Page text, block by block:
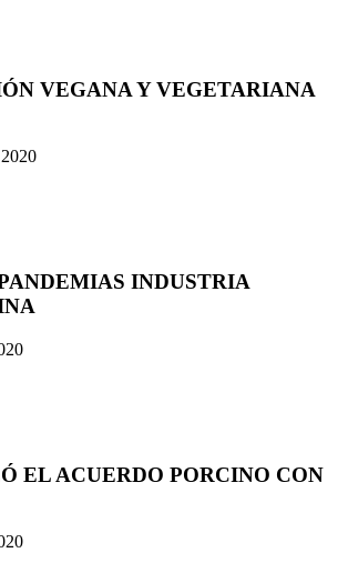
VEGANA Y VEGETARIANA
INDUSTRIA
EL ACUERDO PORCINO CON